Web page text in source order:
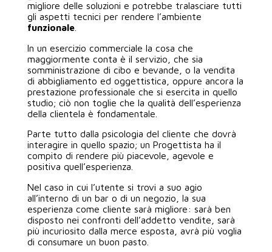
migliore delle soluzioni e potrebbe tralasciare tutti
gli aspetti tecnici per rendere l’ambiente
funzionale.
In un esercizio commerciale la cosa che
maggiormente conta è il servizio, che sia
somministrazione di cibo e bevande, o la vendita
di abbigliamento ed oggettistica, oppure ancora la
prestazione professionale che si esercita in quello
studio; ciò non toglie che la qualità dell’esperienza
della clientela è fondamentale.
Parte tutto dalla psicologia del cliente che dovrà
interagire in quello spazio; un Progettista ha il
compito di rendere più piacevole, agevole e
positiva quell’esperienza.
Nel caso in cui l’utente si trovi a suo agio
all’interno di un bar o di un negozio, la sua
esperienza come cliente sarà migliore: sarà ben
disposto nei confronti dell’addetto vendite, sarà
più incuriosito dalla merce esposta, avrà più voglia
di consumare un buon pasto.